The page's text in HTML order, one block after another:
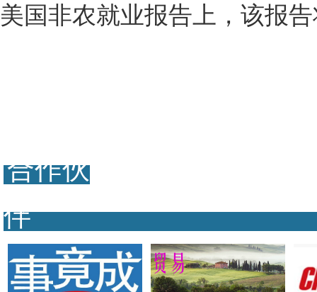
美国非农就业报告上，该报
合作伙
伴